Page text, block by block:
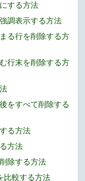
する方法
調表示する方法
る行を削除する方
行末を削除する方
をすべて削除する
る方法
方法
除する方法
比較する方法